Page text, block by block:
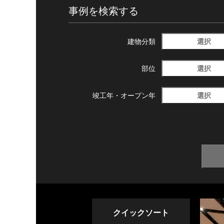
事例を検索する
建物分類 選択
部位 選択
竣工年・ オープン年 選択
クイックソート